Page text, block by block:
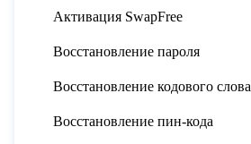
Активация SwapFree
Восстановление пароля
Восстановление кодового слова
Восстановление пин-кода